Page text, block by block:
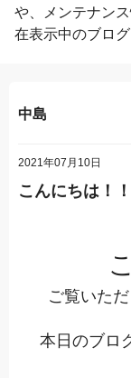
や、メンテナン
在表示中のブロ
中島
2021年07月10日
こんにちは！！
ご覧いた
本日のブロ